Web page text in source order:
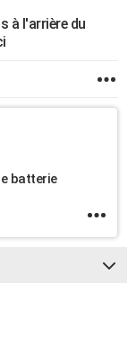
à l'arrière du
batterie